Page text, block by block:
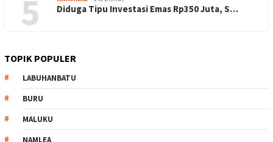
5 Diduga Tipu Investasi Emas Rp350 Juta, S…
TOPIK POPULER
LABUHANBATU
BURU
MALUKU
NAMLEA